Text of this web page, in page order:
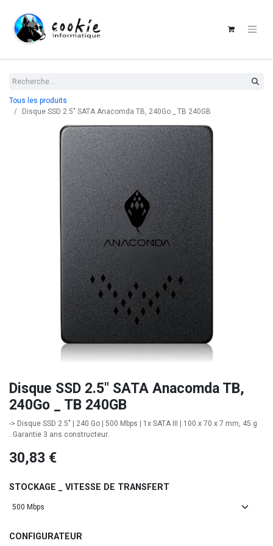
Tous les produits
Disque SSD 2.5" SATA Anacomda TB, 240Go _ TB 240GB
Disque SSD 2.5" SATA Anacomda TB,
240Go _ TB 240GB
-> Disque SSD 2.5" | 240 Go | 500 Mbps | 1x SATA III | 100 x 70 x 7 mm, 45 g
. Garantie 3 ans constructeur.
30,83 €
STOCKAGE _ VITESSE DE TRANSFERT
CONFIGURATEUR